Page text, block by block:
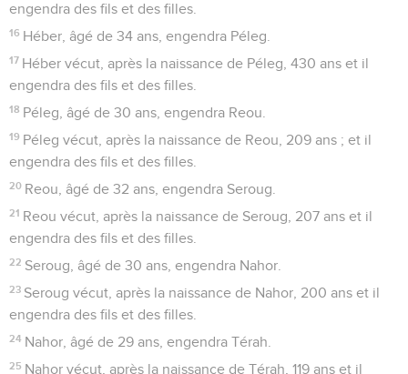
engendra des fils et des filles.
16 Héber, âgé de 34 ans, engendra Péleg.
17 Héber vécut, après la naissance de Péleg, 430 ans et il
engendra des fils et des filles.
18 Péleg, âgé de 30 ans, engendra Reou.
19 Péleg vécut, après la naissance de Reou, 209 ans ; et il
engendra des fils et des filles.
20 Reou, âgé de 32 ans, engendra Seroug.
21 Reou vécut, après la naissance de Seroug, 207 ans et il
engendra des fils et des filles.
22 Seroug, âgé de 30 ans, engendra Nahor.
23 Seroug vécut, après la naissance de Nahor, 200 ans et il
engendra des fils et des filles.
24 Nahor, âgé de 29 ans, engendra Térah.
25 Nahor vécut, après la naissance de Térah, 119 ans et il